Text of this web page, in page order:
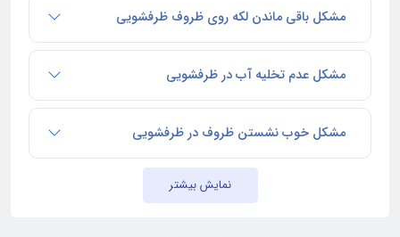
مشکل باقی ماندن لکه روی ظروف ظرفشویی
مشکل عدم تخلیه آب در ظرفشویی
مشکل خوب نشستن ظروف در ظرفشویی
نمایش بیشتر